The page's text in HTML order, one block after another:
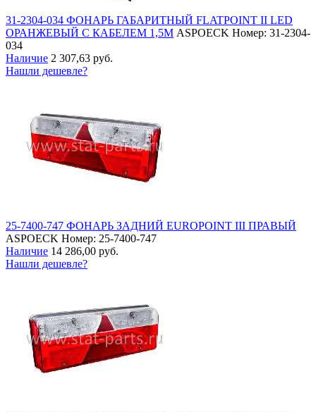
31-2304-034 ФОНАРЬ ГАБАРИТНЫЙ FLATPOINT II LED
ОРАНЖЕВЫЙ С КАБЕЛЕМ 1,5М ASPOECK Номер: 31-2304-
034
Наличие 2 307,63 руб.
Нашли дешевле?
25-7400-747 ФОНАРЬ ЗАДНИЙ EUROPOINT III ПРАВЫЙ
ASPOECK Номер: 25-7400-747
Наличие 14 286,00 руб.
Нашли дешевле?